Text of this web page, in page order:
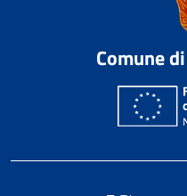
Comune